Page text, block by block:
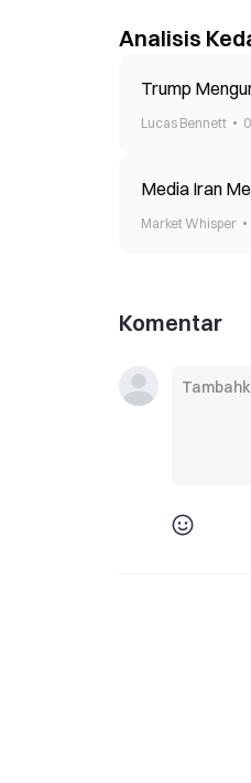
Analisis
Trump
Lucas Bennett
Media Iran
Market Whisper
Komentar